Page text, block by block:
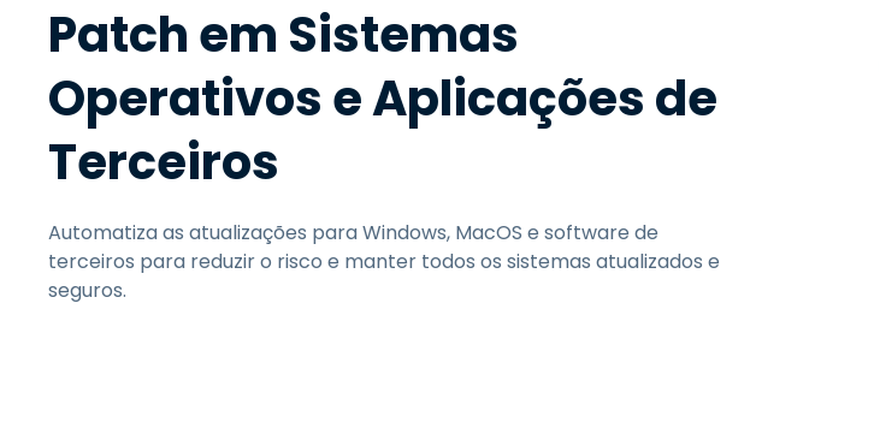
Patch em Sistemas
Operativos e Aplicações de
Terceiros
Automatiza as atualizações para Windows, MacOS e software de
terceiros para reduzir o risco e manter todos os sistemas atualizados e
seguros.